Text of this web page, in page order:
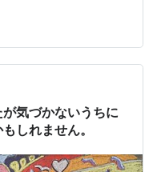
別すること。 ②「変え
試し、達成するため
ないこと」は考えず
３ステップのシンプ
自分の思い通りになら
子供…
が気づかないうちに
しれません。